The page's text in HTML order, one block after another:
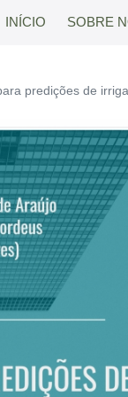
INÍCIO SOBRE
predições de